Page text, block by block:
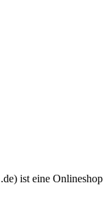
ist eine Onlineshop